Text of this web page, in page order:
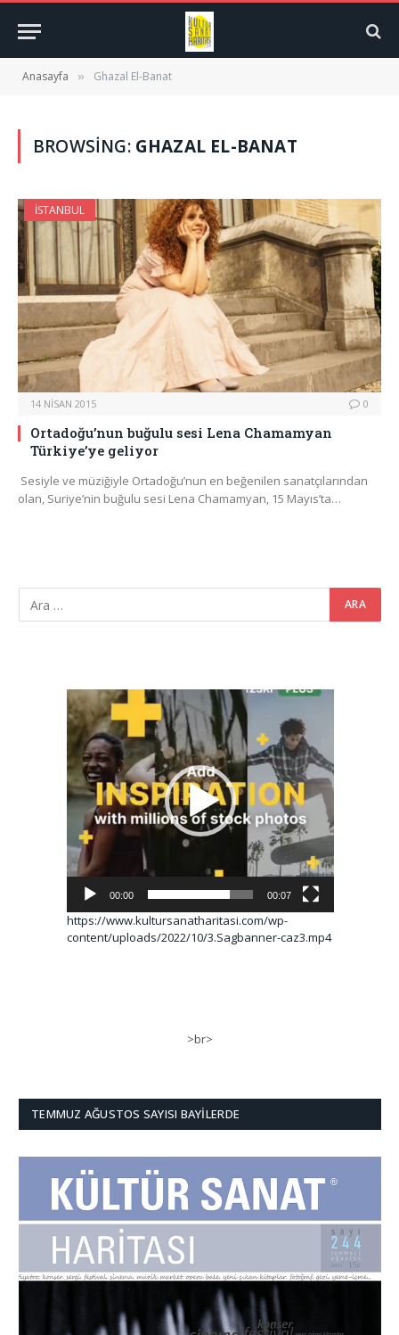
Anasayfa » Ghazal El-Banat
BROWSING: GHAZAL EL-BANAT
İSTANBUL
14 NISAN 2015 0
Ortadoğu’nun buğulu sesi Lena Chamamyan
Türkiye’ye geliyor
Sesiyle ve müziğiyle Ortadoğu’nun en beğenilen sanatçılarından
olan, Suriye’nin buğulu sesi Lena Chamamyan, 15 Mayıs’ta…
Video
oynatıcı
00:00 00:07
https://www.kultursanatharitasi.com/wp-
content/uploads/2022/10/3.Sagbanner-caz3.mp4
>br>
TEMMUZ AĞUSTOS SAYISI BAYILERDE